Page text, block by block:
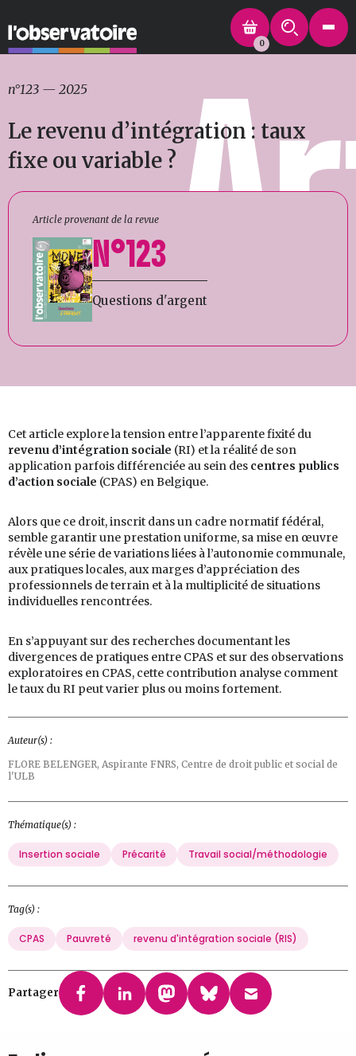
0
n°123 — 2025
Le revenu d’intégration : taux
fixe ou variable ?
Article provenant de la revue
N°123
Questions d'argent
Cet article explore la tension entre l’apparente fixité du
revenu d’intégration sociale (RI) et la réalité de son
application parfois différenciée au sein des centres publics
d’action sociale (CPAS) en Belgique.
Alors que ce droit, inscrit dans un cadre normatif fédéral,
semble garantir une prestation uniforme, sa mise en œuvre
révèle une série de variations liées à l’autonomie communale,
aux pratiques locales, aux marges d’appréciation des
professionnels de terrain et à la multiplicité de situations
individuelles rencontrées.
En s’appuyant sur des recherches documentant les
divergences de pratiques entre CPAS et sur des observations
exploratoires en CPAS, cette contribution analyse comment
le taux du RI peut varier plus ou moins fortement.
Auteur(s) :
FLORE BELENGER, Aspirante FNRS, Centre de droit public et social de
l'ULB
Thématique(s) :
Insertion sociale Précarité Travail social/méthodologie
Tag(s) :
CPAS Pauvreté revenu d'intégration sociale (RIS)
Partager